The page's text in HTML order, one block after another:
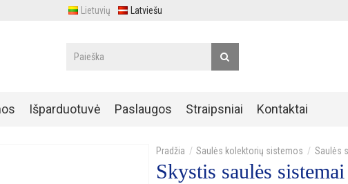
Lietuvių Latviešu
Išparduotuvė Paslaugos Straipsniai Kontaktai
Saulės kolektorių sistemos Saulės
Skystis saulės